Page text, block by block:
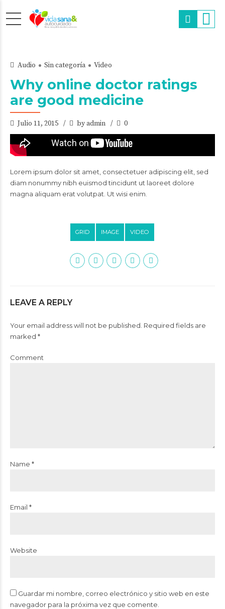
Audio Sin categoría Video
Why online doctor ratings
are good medicine
Julio 11, 2015 by admin 0
Lorem ipsum dolor sit amet, consectetuer adipiscing elit, sed
diam nonummy nibh euismod tincidunt ut laoreet dolore
magna aliquam erat volutpat. Ut wisi enim.
GRID IMAGE VIDEO
LEAVE A REPLY
Your email address will not be published. Required fields are
marked *
Comment
Name *
Email *
Website
Guardar mi nombre, correo electrónico y sitio web en este
navegador para la próxima vez que comente.